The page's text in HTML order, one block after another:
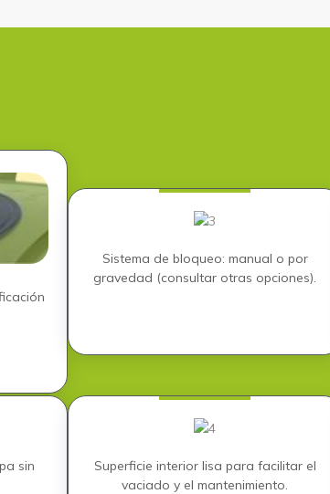
Sistema de bloqueo: manual o por
gravedad (consultar otras opciones).
sin
Superficie interior lisa para facilitar el
vaciado y el mantenimiento.